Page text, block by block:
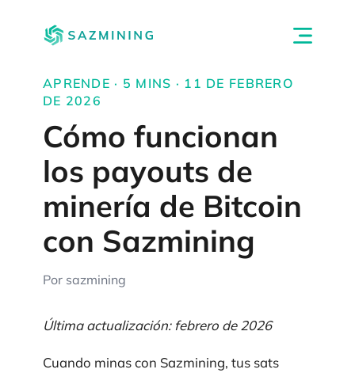
APRENDE · 5 MINS · 11 DE FEBRERO
DE 2026
Cómo funcionan
los payouts de
minería de Bitcoin
con Sazmining
Por sazmining
Última actualización: febrero de 2026
Cuando minas con Sazmining, tus sats